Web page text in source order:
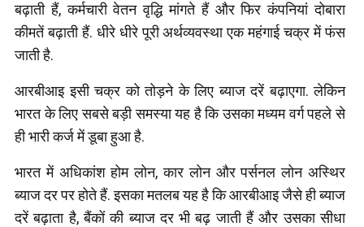
बढ़ाती हैं, कर्मचारी वेतन वृद्धि मांगते हैं और फिर कंपनियां दोबारा
कीमतें बढ़ाती हैं. धीरे धीरे पूरी अर्थव्यवस्था एक महंगाई चक्र में फंस
जाती है.
आरबीआइ इसी चक्र को तोड़ने के लिए ब्याज दरें बढ़ाएगा. लेकिन
भारत के लिए सबसे बड़ी समस्या यह है कि उसका मध्यम वर्ग पहले से
ही भारी कर्ज में डूबा हुआ है.
भारत में अधिकांश होम लोन, कार लोन और पर्सनल लोन अस्थिर
ब्याज दर पर होते हैं. इसका मतलब यह है कि आरबीआइ जैसे ही ब्याज
दरें बढ़ाता है, बैंकों की ब्याज दर भी बढ़ जाती हैं और उसका सीधा